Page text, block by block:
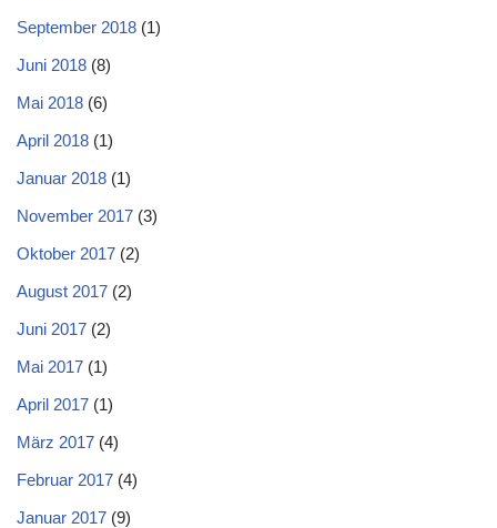
September 2018 (1)
Juni 2018 (8)
Mai 2018 (6)
April 2018 (1)
Januar 2018 (1)
November 2017 (3)
Oktober 2017 (2)
August 2017 (2)
Juni 2017 (2)
Mai 2017 (1)
April 2017 (1)
März 2017 (4)
Februar 2017 (4)
Januar 2017 (9)